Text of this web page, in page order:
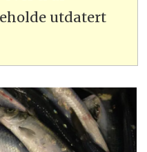
utdatert